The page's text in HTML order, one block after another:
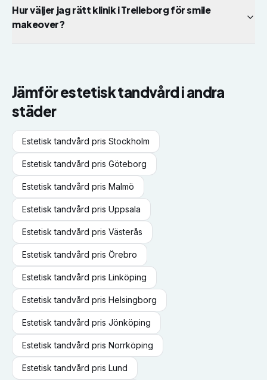
Hur väljer jag rätt klinik i Trelleborg för smile
makeover?
Jämförestetisk tandvårdi andra
städer
Estetisk tandvård pris Stockholm
Estetisk tandvård pris Göteborg
Estetisk tandvård pris Malmö
Estetisk tandvård pris Uppsala
Estetisk tandvård pris Västerås
Estetisk tandvård pris Örebro
Estetisk tandvård pris Linköping
Estetisk tandvård pris Helsingborg
Estetisk tandvård pris Jönköping
Estetisk tandvård pris Norrköping
Estetisk tandvård pris Lund